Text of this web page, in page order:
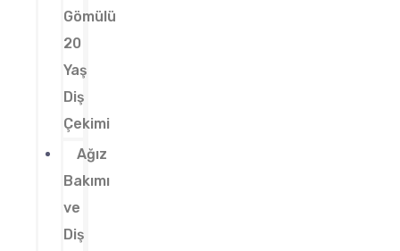
Gömülü
20
Yaş
Diş
Çekimi
Ağız
Bakımı
ve
Diş